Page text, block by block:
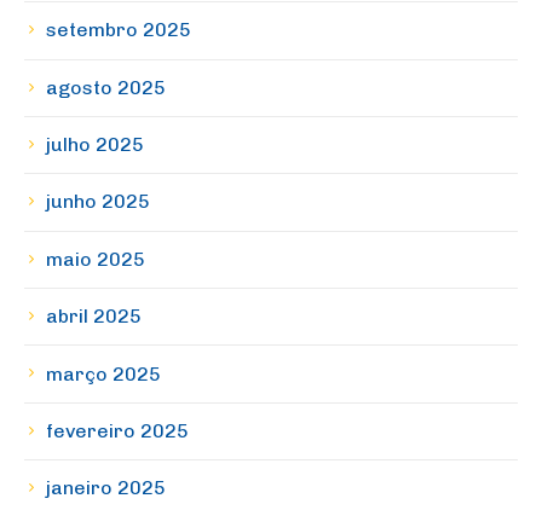
setembro 2025
agosto 2025
julho 2025
junho 2025
maio 2025
abril 2025
março 2025
fevereiro 2025
janeiro 2025